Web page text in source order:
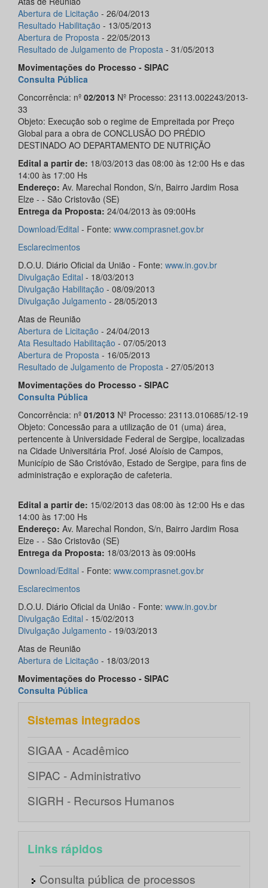
Abertura de Licitação - 26/04/2013
Resultado Habilitação - 13/05/2013
Abertura de Proposta - 22/05/2013
Resultado de Julgamento de Proposta - 31/05/2013
Movimentações do Processo - SIPAC
Consulta Pública
Concorrência: nº 02/2013 Nº Processo: 23113.002243/2013-
33
Objeto: Execução sob o regime de Empreitada por Preço
Global para a obra de CONCLUSÃO DO PRÉDIO
DESTINADO AO DEPARTAMENTO DE NUTRIÇÃO
Edital a partir de: 18/03/2013 das 08:00 às 12:00 Hs e das
14:00 às 17:00 Hs
Endereço: Av. Marechal Rondon, S/n, Bairro Jardim Rosa
Elze - - São Cristovão (SE)
Entrega da Proposta: 24/04/2013 às 09:00Hs
Download/Edital - Fonte: www.comprasnet.gov.br
Esclarecimentos
D.O.U. Diário Oficial da União - Fonte: www.in.gov.br
Divulgação Edital - 18/03/2013
Divulgação Habilitação - 08/09/2013
Divulgação Julgamento - 28/05/2013
Atas de Reunião
Abertura de Licitação - 24/04/2013
Ata Resultado Habilitação - 07/05/2013
Abertura de Proposta - 16/05/2013
Resultado de Julgamento de Proposta - 27/05/2013
Movimentações do Processo - SIPAC
Consulta Pública
Concorrência: nº 01/2013 Nº Processo: 23113.010685/12-19
Objeto: Concessão para a utilização de 01 (uma) área,
pertencente à Universidade Federal de Sergipe, localizadas
na Cidade Universitária Prof. José Aloísio de Campos,
Município de São Cristóvão, Estado de Sergipe, para fins de
administração e exploração de cafeteria.
Edital a partir de: 15/02/2013 das 08:00 às 12:00 Hs e das
14:00 às 17:00 Hs
Endereço: Av. Marechal Rondon, S/n, Bairro Jardim Rosa
Elze - - São Cristovão (SE)
Entrega da Proposta: 18/03/2013 às 09:00Hs
Download/Edital - Fonte: www.comprasnet.gov.br
Esclarecimentos
D.O.U. Diário Oficial da União - Fonte: www.in.gov.br
Divulgação Edital - 15/02/2013
Divulgação Julgamento - 19/03/2013
Atas de Reunião
Abertura de Licitação - 18/03/2013
Movimentações do Processo - SIPAC
Consulta Pública
Sistemas integrados
SIGAA - Acadêmico
SIPAC - Administrativo
SIGRH - Recursos Humanos
Links rápidos
Consulta pública de processos